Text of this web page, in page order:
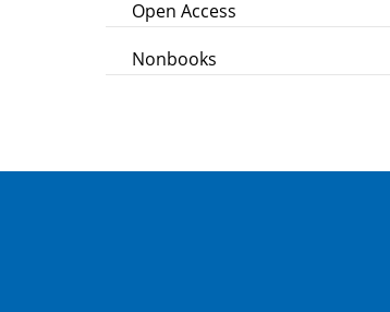
Open Access
Nonbooks